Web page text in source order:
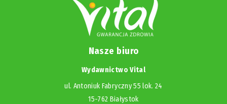
Nasze biuro
Wydawnictwo Vital
ul. Antoniuk Fabryczny 55 lok. 24
15-762 Białystok